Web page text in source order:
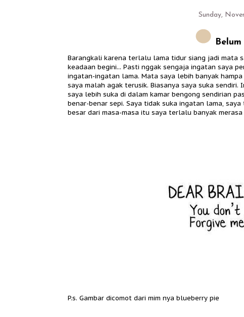
Sunday,
Barangkali karena terlalu lama tidur siang jadi mata
keadaan begini... Pasti nggak sengaja ingatan saya
ingatan-ingatan lama. Mata saya lebih banyak
saya malah agak terusik. Biasanya saya suka
saya lebih suka di dalam kamar bengong sendirian
benar-benar sepi. Saya tidak suka ingatan lama,
besar dari masa-masa itu saya terlalu banyak merasa
P.s. Gambar dicomot dari mim nya blueberry pie